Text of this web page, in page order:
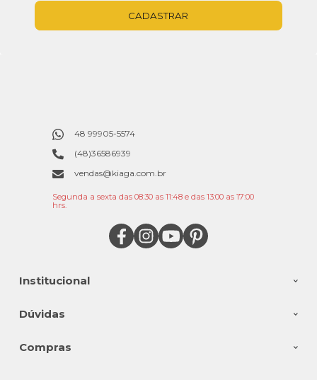
CADASTRAR
Institucional
Dúvidas
Compras
48 99905-5574
(48)36586939
vendas@kiaga.com.br
Segunda a sexta das 08:30 as 11:48 e das 13:00 as 17:00
hrs.